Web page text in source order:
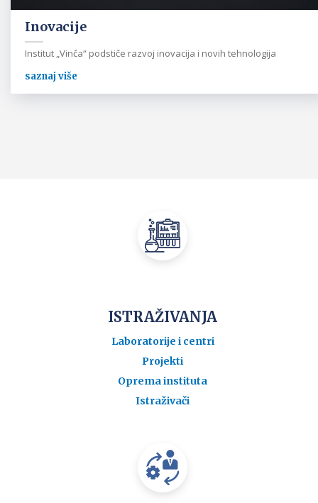
Inovacije
Institut „Vinča“ podstiče razvoj inovacija i novih tehnologija
saznaj više
ISTRAŽIVANJA
Laboratorije i centri
Projekti
Oprema instituta
Istraživači